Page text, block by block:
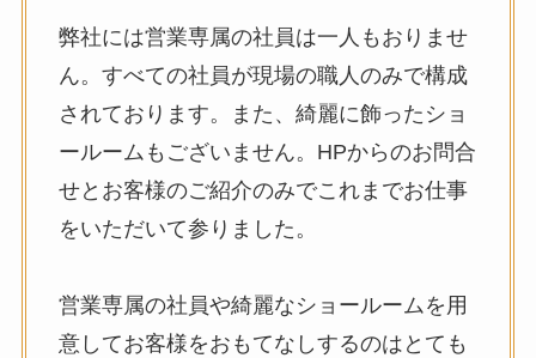
弊社には営業専属の社員は一人もおりませ
ん。すべての社員が現場の職人のみで構成
されております。また、綺麗に飾ったショ
ールームもございません。HPからのお問合
せとお客様のご紹介のみでこれまでお仕事
をいただいて参りました。
営業専属の社員や綺麗なショールームを用
意してお客様をおもてなしするのはとても